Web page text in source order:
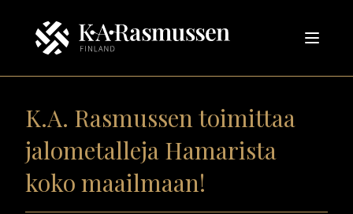
K.A. Rasmussen toimittaa
jalometalleja Hamarista
koko maailmaan!